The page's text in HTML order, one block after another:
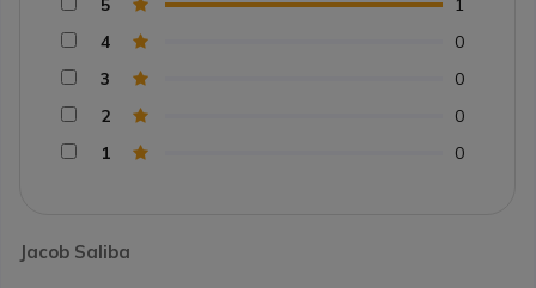
Jacob Saliba
4
0
3
0
2
0
1
0